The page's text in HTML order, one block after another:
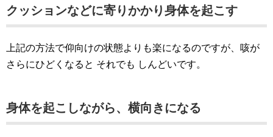
クッションなどに寄りかかり身体を起こす
上記の方法で仰向けの状態よりも楽になるのですが、咳が
さらにひどくなると それでも しんどいです。
身体を起こしながら、横向きになる